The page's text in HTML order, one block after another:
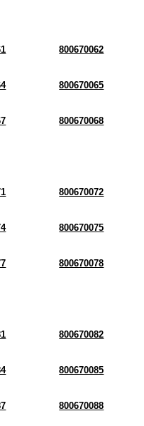
800670062
800670065
800670068
800670072
800670075
800670078
800670082
800670085
800670088